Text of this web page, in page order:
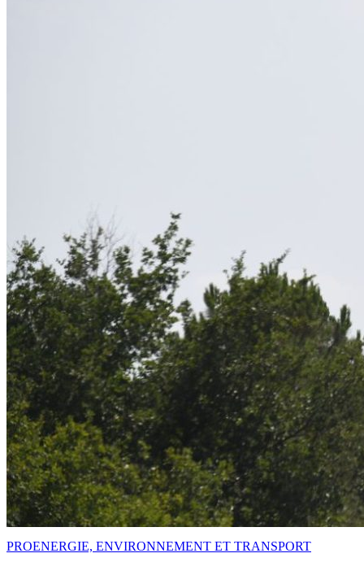
PROENERGIE, ENVIRONNEMENT ET TRANSPORT